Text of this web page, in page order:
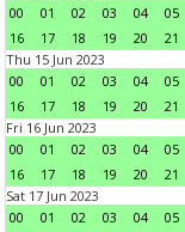
00
01 02 03 04 05
16
17 18 19 20 21
Thu 15 Jun 2023
00
01 02 03 04 05
16
17 18 19 20 21
Fri 16 Jun 2023
00
01 02 03 04 05
16
17 18 19 20 21
Sat 17 Jun 2023
00
01 02 03 04 05